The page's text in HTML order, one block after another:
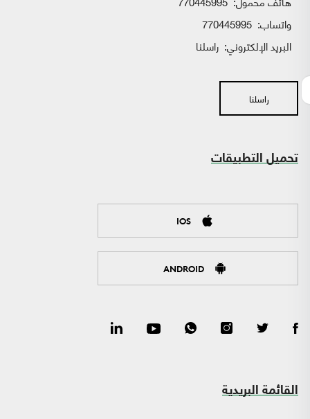
واتساب:
البريد الإلكتروني: راسلنا
راسلنا
تحميل التطبيقات
IOS
ANDROID
القائمة البريدية